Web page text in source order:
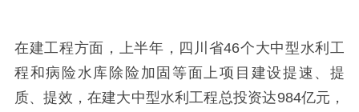
在建工程方面，上半年，四川省46个大中型水利工
程和病险水库除险加固等面上项目建设提速、提
质、提效，在建大中型水利工程总投资达984亿元，